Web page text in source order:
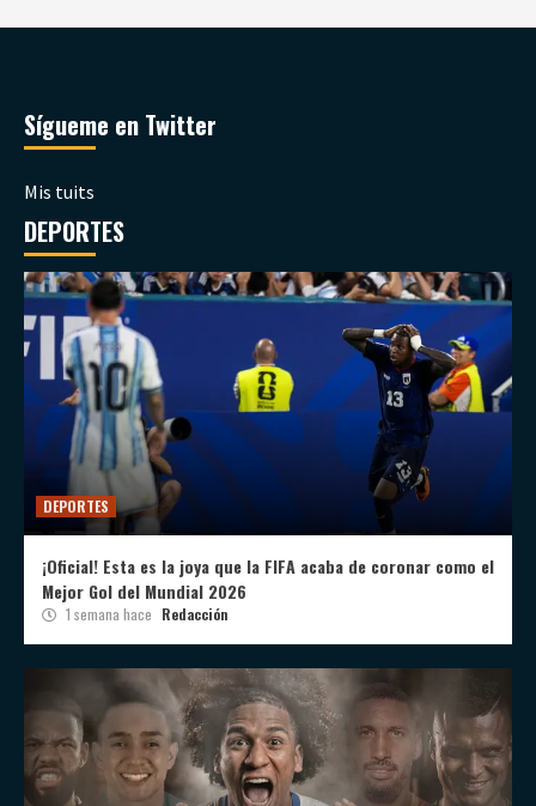
Sígueme en Twitter
Mis tuits
DEPORTES
DEPORTES
¡Oficial! Esta es la joya que la FIFA acaba de coronar como el
Mejor Gol del Mundial 2026
1 semana hace Redacción